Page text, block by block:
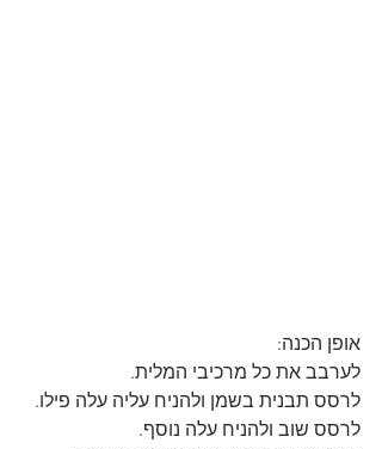
אופן הכנה:
לערבב את כל מרכיבי המלית.
לרסס תבנית בשמן ולהניח עליה עלה פילו.
לרסס שוב ולהניח עלה נוסף.